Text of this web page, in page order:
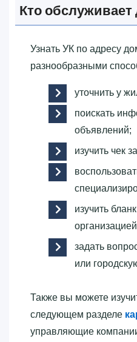
Кто
Узнать УК по адресу
разнообразными
уточнить у
поискать
объявлений;
изучить чек
изучить
задать
или
Также вы можете
следующем разделе
управляющие